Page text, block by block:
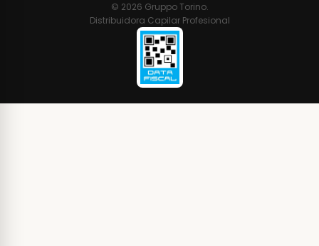
© 2026 Gruppo Torino.
Distribuidora Capilar Profesional